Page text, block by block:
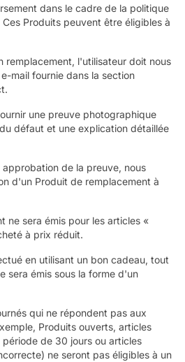
dans le cadre de la politique
Produits peuvent être éligibles à
remplacement, l'utilisateur doit nous
mail fournie dans la section
une preuve photographique
défaut et une explication détaillée
de la preuve, nous
d'un Produit de remplacement à
ne sera émis pour les articles «
à prix réduit.
en utilisant un bon cadeau, tout
sera émis sous la forme d'un
qui ne répondent pas aux
Produits ouverts, articles
de 30 jours ou articles
ne seront pas éligibles à un